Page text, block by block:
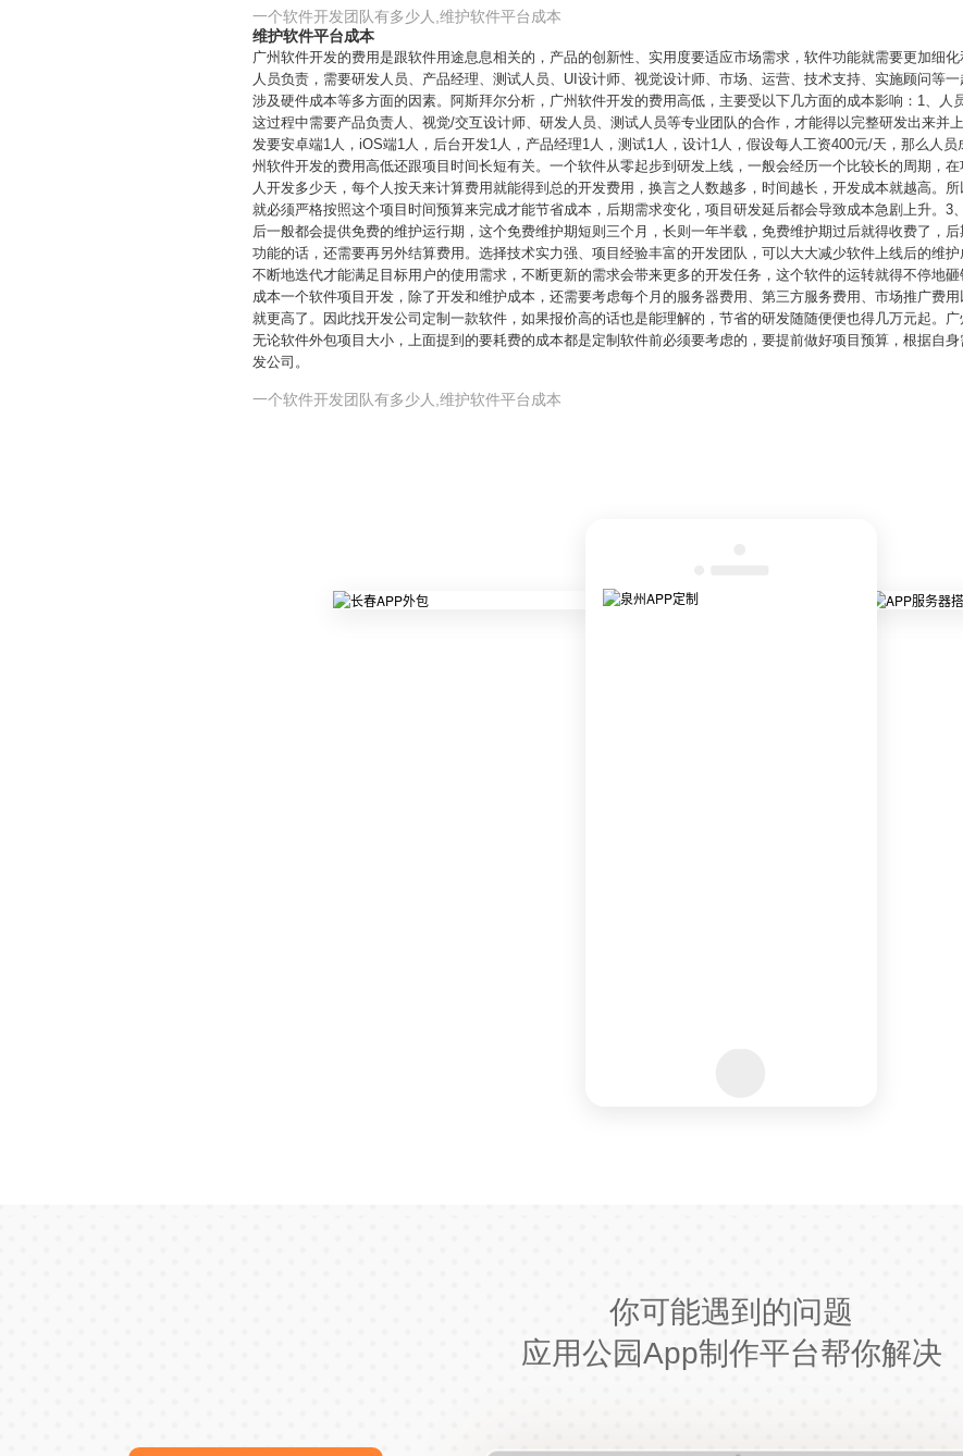
一个软件开发团队有多少人,维护软件平台成本
维护软件平台成本
广州软件开发的费用是跟软件用途息息相关的，产品的创新性、实用度要适应市场需求，软件功能就需要更加细
人员负责，需要研发人员、产品经理、测试人员、UI设计师、视觉设计师、市场、运营、技术支持、实施顾问等
涉及硬件成本等多方面的因素。阿斯拜尔分析，广州软件开发的费用高低，主要受以下几方面的成本影响：1、人
这过程中需要产品负责人、视觉/交互设计师、研发人员、测试人员等专业团队的合作，才能得以完整研发出来并
发要安卓端1人，iOS端1人，后台开发1人，产品经理1人，测试1人，设计1人，假设每人工资400元/天，那么人
州软件开发的费用高低还跟项目时间长短有关。一个软件从零起步到研发上线，一般会经历一个比较长的周期，
人开发多少天，每个人按天来计算费用就能得到总的开发费用，换言之人数越多，时间越长，开发成本就越高。
就必须严格按照这个项目时间预算来完成才能节省成本，后期需求变化，项目研发延后都会导致成本急剧上升。3
后一般都会提供免费的维护运行期，这个免费维护期短则三个月，长则一年半载，免费维护期过后就得收费了，
功能的话，还需要再另外结算费用。选择技术实力强、项目经验丰富的开发团队，可以大大减少软件上线后的维
不断地迭代才能满足目标用户的使用需求，不断更新的需求会带来更多的开发任务，这个软件的运转就得不停地
成本一个软件项目开发，除了开发和维护成本，还需要考虑每个月的服务器费用、第三方服务费用、市场推广费
就更高了。因此找开发公司定制一款软件，如果报价高的话也是能理解的，节省的研发随随便便也得几万元起。
无论软件外包项目大小，上面提到的要耗费的成本都是定制软件前必须要考虑的，要提前做好项目预算，根据自
发公司。
一个软件开发团队有多少人,维护软件平台成本
你可能遇到的问题
应用公园App制作平台帮你解决